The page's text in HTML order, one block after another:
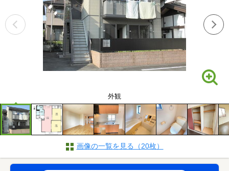
外観
画像の一覧を見る（20枚）